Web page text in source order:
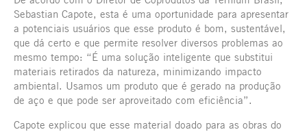
Sebastian Capote, esta é uma oportunidade para apresentar
a potenciais usuários que esse produto é bom, sustentável,
que dá certo e que permite resolver diversos problemas ao
mesmo tempo: “É uma solução inteligente que substitui
materiais retirados da natureza, minimizando impacto
ambiental. Usamos um produto que é gerado na produção
de aço e que pode ser aproveitado com eficiência”.
Capote explicou que esse material doado para as obras do